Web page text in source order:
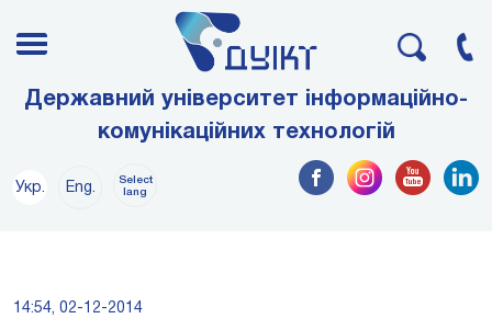
Державний університет інформаційно-
комунікаційних технологій
Укр. Eng.
Select
lang
14:54, 02-12-2014